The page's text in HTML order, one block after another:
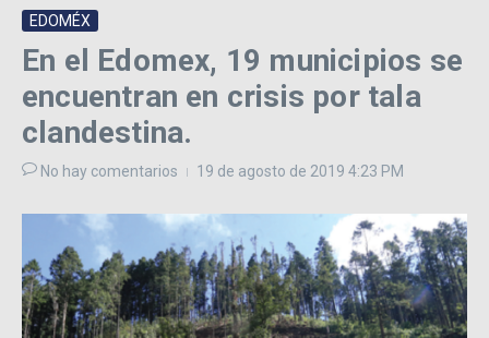
EDOMÉX
En el Edomex, 19 municipios se
encuentran en crisis por tala
clandestina.
No hay comentarios 19 de agosto de 2019 4:23 PM